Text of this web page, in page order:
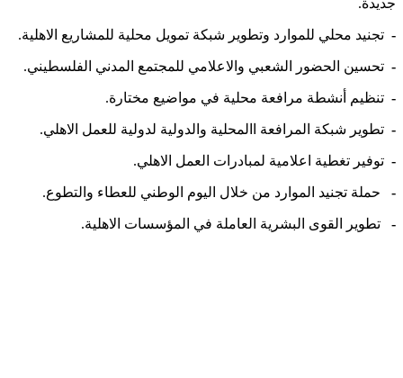
- تجنيد محلي للموارد وتطوير شبكة تمويل محلية للمشاريع الاهلية.
- تحسين الحضور الشعبي والاعلامي للمجتمع المدني الفلسطيني.
- تنظيم أنشطة مرافعة محلية في مواضيع مختارة.
- تطوير شبكة المرافعة االمحلية والدولية لدولية للعمل الاهلي.
- توفير تغطية اعلامية لمبادرات العمل الاهلي.
- حملة تجنيد الموارد من خلال اليوم الوطني للعطاء والتطوع.
- تطوير القوى البشرية العاملة في المؤسسات الاهلية.